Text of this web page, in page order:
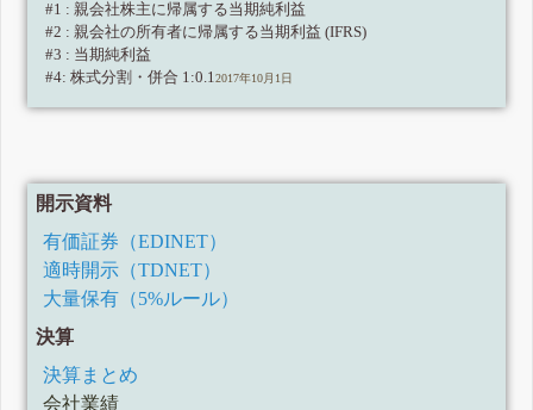
#1 : 親会社株主に帰属する当期純利益
#2 : 親会社の所有者に帰属する当期利益 (IFRS)
#3 : 当期純利益
#4: 株式分割・併合 1:0.12017年10月1日
開示資料
有価証券（EDINET）
適時開示（TDNET）
大量保有（5%ルール）
決算
決算まとめ
会社業績